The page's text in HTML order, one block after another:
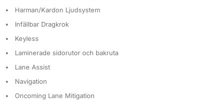
Harman/Kardon Ljudsystem
Infällbar Dragkrok
Keyless
Laminerade sidorutor och bakruta
Lane Assist
Navigation
Oncoming Lane Mitigation